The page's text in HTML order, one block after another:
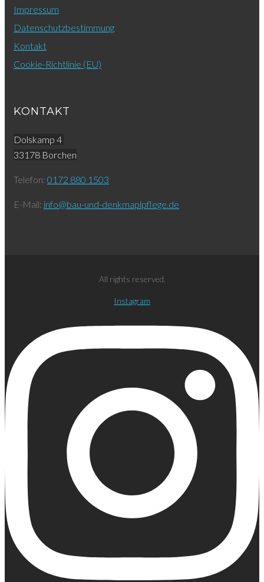
Impressum
Datenschutzbestimmung
Kontakt
Cookie-Richtlinie (EU)
KONTAKT
Dolskamp 4
33178 Borchen
Telefon: 0172 880 1503
E-Mail: info@bau-und-denkmaplpflege.de
All rights reserved.
Instagram